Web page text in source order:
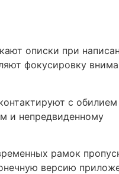
описки при
фокусировку
с обилием
и непредвиденному
рамок
версию